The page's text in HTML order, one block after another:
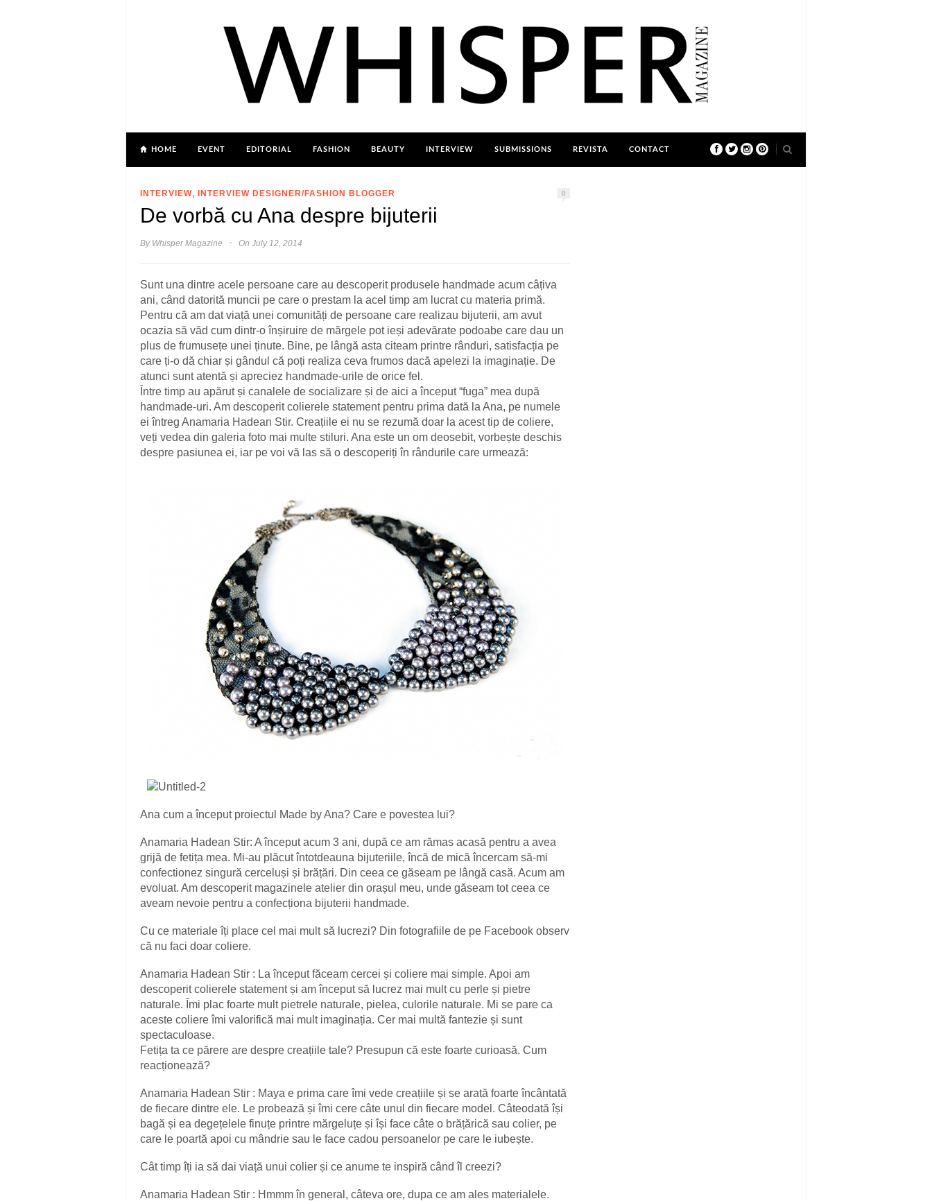
HOME EVENT EDITORIAL FASHION BEAUTY INTERVIEW SUBMISSIONS REVISTA CONTACT
INTERVIEW, INTERVIEW DESIGNER/FASHION BLOGGER 0
De vorbă cu Ana despre bijuterii
By Whisper Magazine · On July 12, 2014
Sunt una dintre acele persoane care au descoperit produsele handmade acum câțiva
ani, când datorită muncii pe care o prestam la acel timp am lucrat cu materia primă.
Pentru că am dat viață unei comunități de persoane care realizau bijuterii, am avut
ocazia să văd cum dintr-o înșiruire de mărgele pot ieși adevărate podoabe care dau un
plus de frumusețe unei ținute. Bine, pe lângă asta citeam printre rânduri, satisfacția pe
care ți-o dă chiar și gândul că poți realiza ceva frumos dacă apelezi la imaginație. De
atunci sunt atentă și apreciez handmade-urile de orice fel.
Între timp au apărut și canalele de socializare și de aici a început “fuga” mea după
handmade-uri. Am descoperit colierele statement pentru prima dată la Ana, pe numele
ei întreg Anamaria Hadean Stir. Creațiile ei nu se rezumă doar la acest tip de coliere,
veți vedea din galeria foto mai multe stiluri. Ana este un om deosebit, vorbește deschis
despre pasiunea ei, iar pe voi vă las să o descoperiți în rândurile care urmează:
Ana cum a început proiectul Made by Ana? Care e povestea lui?
Anamaria Hadean Stir: A început acum 3 ani, după ce am rămas acasă pentru a avea
grijă de fetița mea. Mi-au plăcut întotdeauna bijuteriile, încă de mică încercam să-mi
confectionez singură cerceluși și brățări. Din ceea ce găseam pe lângă casă. Acum am
evoluat. Am descoperit magazinele atelier din orașul meu, unde găseam tot ceea ce
aveam nevoie pentru a confecționa bijuterii handmade.
Cu ce materiale îți place cel mai mult să lucrezi? Din fotografiile de pe Facebook observ
că nu faci doar coliere.
Anamaria Hadean Stir : La început făceam cercei și coliere mai simple. Apoi am
descoperit colierele statement și am început să lucrez mai mult cu perle și pietre
naturale. Îmi plac foarte mult pietrele naturale, pielea, culorile naturale. Mi se pare ca
aceste coliere îmi valorifică mai mult imaginația. Cer mai multă fantezie și sunt
spectaculoase.
Fetița ta ce părere are despre creațiile tale? Presupun că este foarte curioasă. Cum
reacționează?
Anamaria Hadean Stir : Maya e prima care îmi vede creațiile și se arată foarte încântată
de fiecare dintre ele. Le probează și îmi cere câte unul din fiecare model. Câteodată își
bagă și ea degețelele finuțe printre mărgeluțe și își face câte o brățărică sau colier, pe
care le poartă apoi cu mândrie sau le face cadou persoanelor pe care le iubește.
Cât timp îți ia să dai viață unui colier și ce anume te inspiră când îl creezi?
Anamaria Hadean Stir : Hmmm în general, câteva ore, dupa ce am ales materialele.